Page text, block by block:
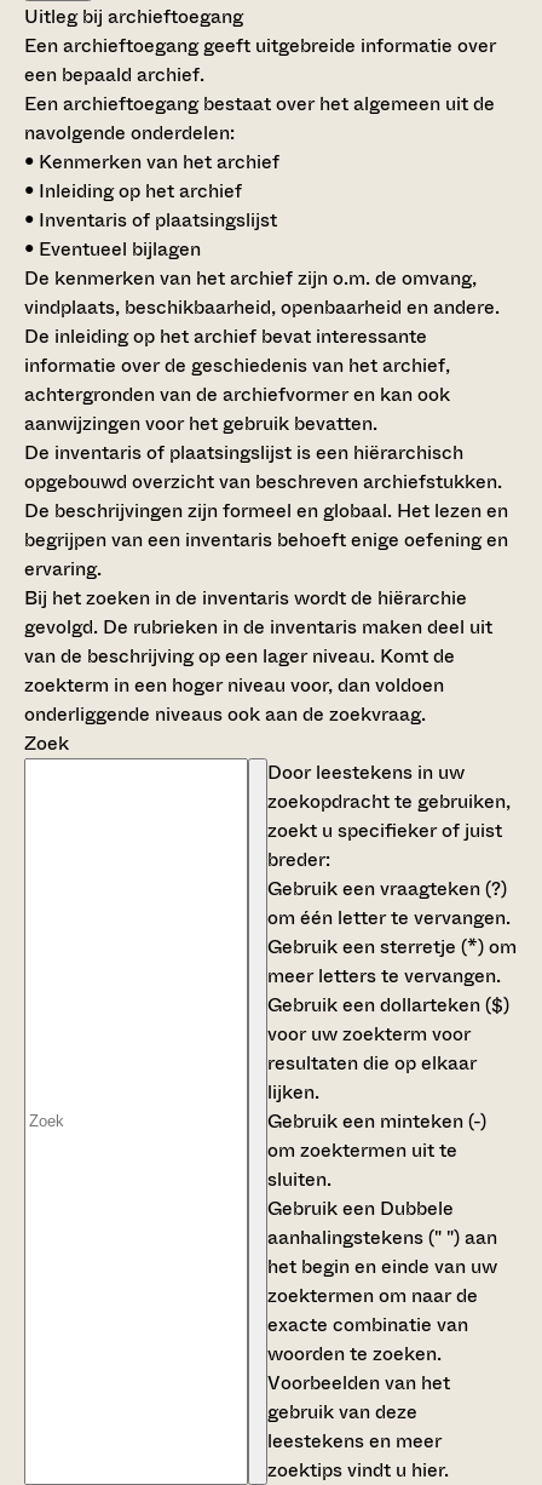
Uitleg bij archieftoegang
Een archieftoegang geeft uitgebreide informatie over
een bepaald archief.
Een archieftoegang bestaat over het algemeen uit de
navolgende onderdelen:
• Kenmerken van het archief
• Inleiding op het archief
• Inventaris of plaatsingslijst
• Eventueel bijlagen
De kenmerken van het archief zijn o.m. de omvang,
vindplaats, beschikbaarheid, openbaarheid en andere.
De inleiding op het archief bevat interessante
informatie over de geschiedenis van het archief,
achtergronden van de archiefvormer en kan ook
aanwijzingen voor het gebruik bevatten.
De inventaris of plaatsingslijst is een hiërarchisch
opgebouwd overzicht van beschreven archiefstukken.
De beschrijvingen zijn formeel en globaal. Het lezen en
begrijpen van een inventaris behoeft enige oefening en
ervaring.
Bij het zoeken in de inventaris wordt de hiërarchie
gevolgd. De rubrieken in de inventaris maken deel uit
van de beschrijving op een lager niveau. Komt de
zoekterm in een hoger niveau voor, dan voldoen
onderliggende niveaus ook aan de zoekvraag.
Zoek
Door leestekens in uw
zoekopdracht te gebruiken,
zoekt u specifieker of juist
breder:
Gebruik eenvraagteken (?)
om één letter te vervangen.
Gebruik eensterretje (*)om
meer letters te vervangen.
Gebruik eendollarteken ($)
voor uw zoekterm voor
resultaten die op elkaar
lijken.
Gebruik een minteken (-)
om zoektermen uit te
sluiten.
Gebruik een Dubbele
aanhalingstekens (" ")aan
het begin en einde van uw
zoektermen om naar de
exacte combinatie van
woorden te zoeken.
Voorbeelden van het
gebruik van deze
leestekens en meer
zoektips vindt u hier.